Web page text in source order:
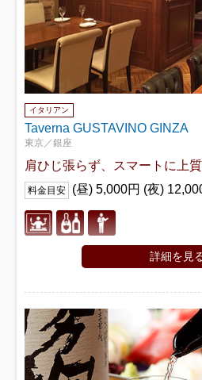
イタリアン
Taverna GUSTAVINO GINZA
東京／銀座
肩ひじ張らず、スマートに上
料金目安 (昼) 5,000円 (夜)
詳細を見